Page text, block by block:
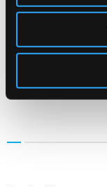
Uczestnikom
Administracyjnym
Konkursu będzie
przesłanie